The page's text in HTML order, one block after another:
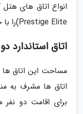
Prestige Elite)را با جزئیات به شما معرفی کنیم.
اتاق استاندارد
اتاق ها مشرف به
برای اقامت دو نفر